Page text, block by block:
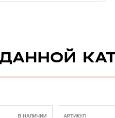
В НАЛИЧИИ
АРТИКУЛ